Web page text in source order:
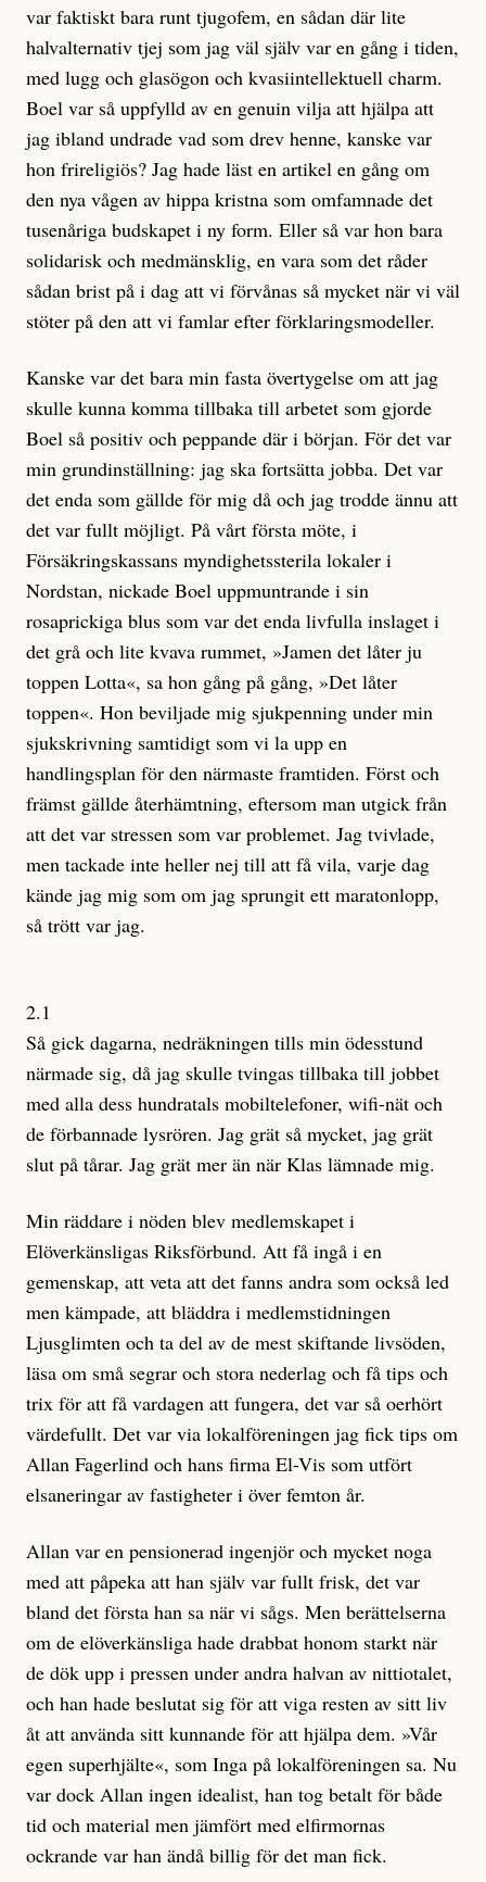
var faktiskt bara runt tjugofem, en sådan där lite
halvalternativ tjej som jag väl själv var en gång i tiden,
med lugg och glasögon och kvasiintellektuell charm.
Boel var så uppfylld av en genuin vilja att hjälpa att
jag ibland undrade vad som drev henne, kanske var
hon frireligiös? Jag hade läst en artikel en gång om
den nya vågen av hippa kristna som omfamnade det
tusenåriga budskapet i ny form. Eller så var hon bara
solidarisk och medmänsklig, en vara som det råder
sådan brist på i dag att vi förvånas så mycket när vi väl
stöter på den att vi famlar efter förklaringsmodeller.
Kanske var det bara min fasta övertygelse om att jag
skulle kunna komma tillbaka till arbetet som gjorde
Boel så positiv och peppande där i början. För det var
min grundinställning: jag ska fortsätta jobba. Det var
det enda som gällde för mig då och jag trodde ännu att
det var fullt möjligt. På vårt första möte, i
Försäkringskassans myndighetssterila lokaler i
Nordstan, nickade Boel uppmuntrande i sin
rosaprickiga blus som var det enda livfulla inslaget i
det grå och lite kvava rummet, »Jamen det låter ju
toppen Lotta«, sa hon gång på gång, »Det låter
toppen«. Hon beviljade mig sjukpenning under min
sjukskrivning samtidigt som vi la upp en
handlingsplan för den närmaste framtiden. Först och
främst gällde återhämtning, eftersom man utgick från
att det var stressen som var problemet. Jag tvivlade,
men tackade inte heller nej till att få vila, varje dag
kände jag mig som om jag sprungit ett maratonlopp,
så trött var jag.
2.1
Så gick dagarna, nedräkningen tills min ödesstund
närmade sig, då jag skulle tvingas tillbaka till jobbet
med alla dess hundratals mobiltelefoner, wifi-nät och
de förbannade lysrören. Jag grät så mycket, jag grät
slut på tårar. Jag grät mer än när Klas lämnade mig.
Min räddare i nöden blev medlemskapet i
Elöverkänsligas Riksförbund. Att få ingå i en
gemenskap, att veta att det fanns andra som också led
men kämpade, att bläddra i medlemstidningen
Ljusglimten och ta del av de mest skiftande livsöden,
läsa om små segrar och stora nederlag och få tips och
trix för att få vardagen att fungera, det var så oerhört
värdefullt. Det var via lokalföreningen jag fick tips om
Allan Fagerlind och hans firma El-Vis som utfört
elsaneringar av fastigheter i över femton år.
Allan var en pensionerad ingenjör och mycket noga
med att påpeka att han själv var fullt frisk, det var
bland det första han sa när vi sågs. Men berättelserna
om de elöverkänsliga hade drabbat honom starkt när
de dök upp i pressen under andra halvan av nittiotalet,
och han hade beslutat sig för att viga resten av sitt liv
åt att använda sitt kunnande för att hjälpa dem. »Vår
egen superhjälte«, som Inga på lokalföreningen sa. Nu
var dock Allan ingen idealist, han tog betalt för både
tid och material men jämfört med elfirmornas
ockrande var han ändå billig för det man fick.